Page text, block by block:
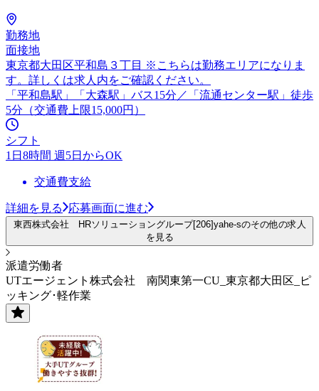
勤務地
面接地
東京都大田区平和島３丁目 ※こちらは勤務エリアになりま
す。詳しくは求人内をご確認ください。
「平和島駅」「大森駅」バス15分／「流通センター駅」徒歩
5分（交通費上限15,000円）
シフト
1日8時間 週5日からOK
交通費支給
詳細を見る 応募画面に進む
東西株式会社 HRソリューショングループ[206]yahe-sのその他の求人
を見る
派遣労働者
UTエージェント株式会社 南関東第一CU_東京都大田区_ピ
ッキング･軽作業